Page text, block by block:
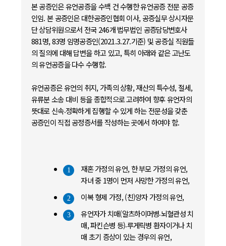
본 공증인은 유언공증을 수백 건 수행한 유언공증 전문 공증
인임. 본 공증인은 대한공증인협회 이사, 공증실무 상시자문
단 상담위원으로서 전국 246개 법무법인 공증담당변호사
881명, 83명 임명공증인(2021.3.27.기준) 및 공증실 직원들
의 질의에 대해 답변을 하고 있고, 특히 아래와 같은 고난도
의 유언공증을 다수 수행함.
유언공증은 유언의 취지, 가족의 상황, 재산의 특수성, 절세,
유류분 소송 대비 등을 종합적으로 고려하여 향후 유언자의
뜻대로 신속⸳정확하게 집행할 수 있게 하는 전문성을 갖춘
공증인이 직접 공정증서를 작성하는 곳에서 하여야 함.
1
재혼 가정의 유언, 한 부모 가정의 유언,
자녀 중 1명이 먼저 사망한 가정의 유언,
2 이복 형제 가정, (친)양자 가정의 유언,
3
유언자가 치매(알츠하이머병⸳뇌혈관성 치
매, 파킨슨병 등)⸳루게릭병 환자이거나 치
매 초기 증상이 있는 경우의 유언,